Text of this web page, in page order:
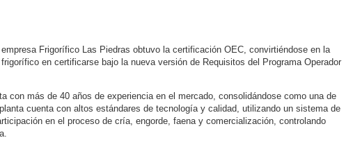
Frigorífico Las Piedras obtuvo la certificación OEC, convirtiéndose en la
en certificarse bajo la nueva versión de Requisitos del Programa Operador
con más de 40 años de experiencia en el mercado, consolidándose como una de
cuenta con altos estándares de tecnología y calidad, utilizando un sistema de
en el proceso de cría, engorde, faena y comercialización, controlando